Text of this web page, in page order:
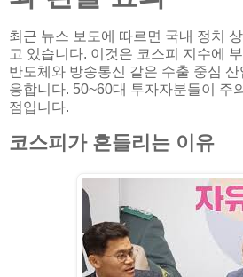
최근 뉴스 보도에 따르면 국내 정치
고 있습니다. 이것은 코스피 지수에
반도체와 방송통신 같은 수출 중심
응합니다. 50~60대 투자자분들이 주
점입니다.
코스피가 흔들리는 이유